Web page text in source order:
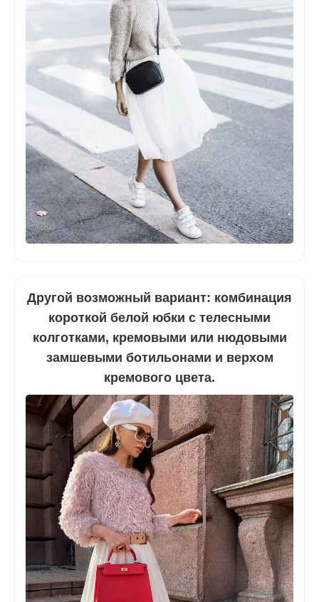
Другой возможный вариант: комбинация
короткой белой юбки с телесными
колготками, кремовыми или нюдовыми
замшевыми ботильонами и верхом
кремового цвета.